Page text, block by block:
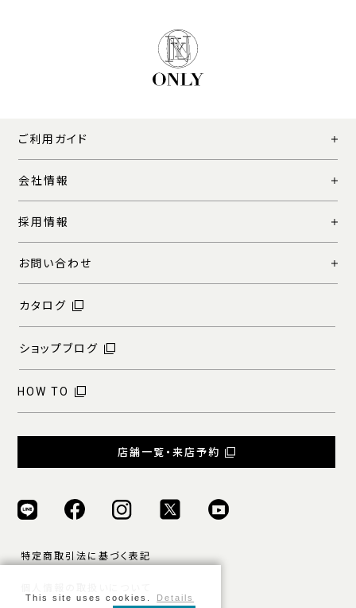
ご利用ガイド
会社情報
採用情報
お問い合わせ
カタログ
ショップブログ
HOW TO
店舗一覧・来店予約
特定商取引法に基づく表記
This site uses cookies. Details